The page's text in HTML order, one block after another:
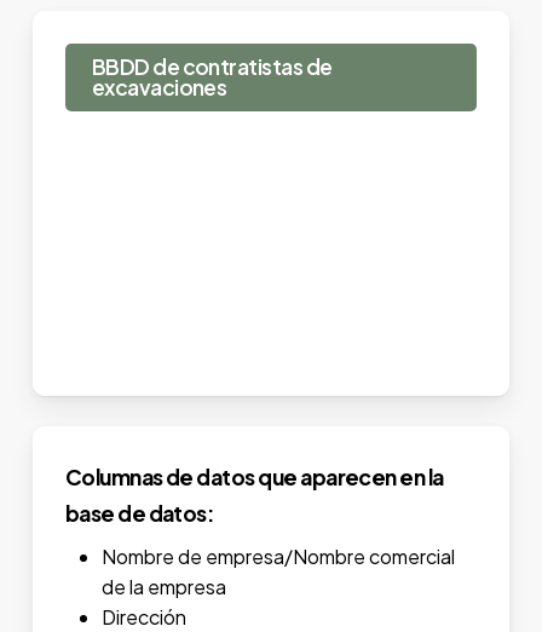
BBDD de contratistas de
excavaciones
Columnas de datos que aparecen en la
base de datos:
Nombre de empresa/Nombre comercial
de la empresa
Dirección